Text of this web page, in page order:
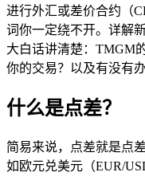
进行外汇或差价合约（
词你一定绕不开。详解
大白话讲清楚：TMGM
你的交易？以及有没有
什么是点差？
简易来说，点差就是点
如欧元兑美元（EUR/